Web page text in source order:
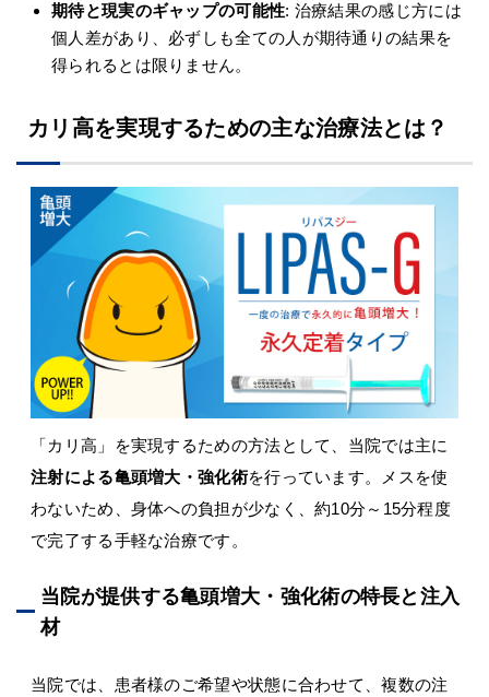
期待と現実のギャップの可能性: 治療結果の感じ方には
個人差があり、必ずしも全ての人が期待通りの結果を
得られるとは限りません。
カリ高を実現するための主な治療法とは？
「カリ高」を実現するための方法として、当院では主に
注射による亀頭増大・強化術を行っています。メスを使
わないため、身体への負担が少なく、約10分～15分程度
で完了する手軽な治療です。
当院が提供する亀頭増大・強化術の特長と注入
材
当院では、患者様のご希望や状態に合わせて、複数の注